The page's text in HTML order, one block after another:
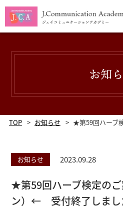
tel:0333732378
お知
TOP お知らせ ★第59回ハーブ
お知らせ 2023.09.28
★第59回ハーブ検定の
ン）← 受付終了しまし